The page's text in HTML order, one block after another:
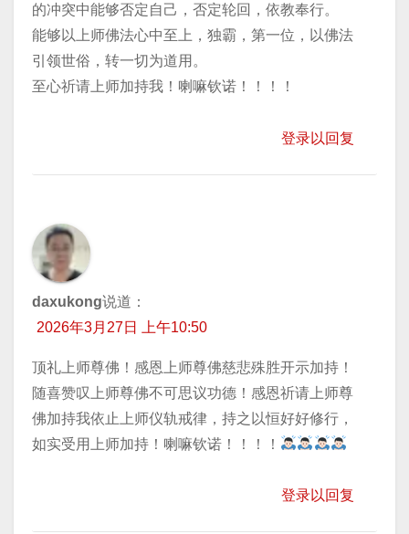
的冲突中能够否定自己，否定轮回，依教奉行。
能够以上师佛法心中至上，独霸，第一位，以佛法
引领世俗，转一切为道用。
至心祈请上师加持我！喇嘛钦诺！！！！
登录以回复
daxukong说道：
2026年3月27日 上午10:50
顶礼上师尊佛！感恩上师尊佛慈悲殊胜开示加持！
随喜赞叹上师尊佛不可思议功德！感恩祈请上师尊
佛加持我依止上师仪轨戒律，持之以恒好好修行，
如实受用上师加持！喇嘛钦诺！！！！
登录以回复